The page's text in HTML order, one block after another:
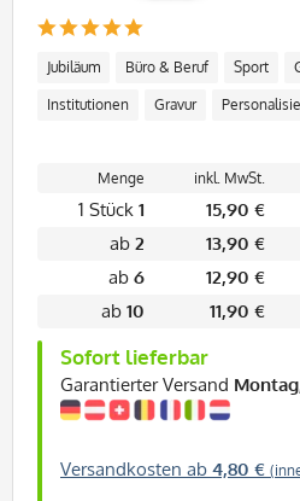
Jubiläum Büro & Beruf Sport
Institutionen Gravur
Sofort lieferbar
Garantierter Versand
Versandkosten ab 4,80 €
Menge inkl. MwSt.
1 Stück 1 15,90 €
ab 2 13,90 €
ab 6 12,90 €
ab 10 11,90 €